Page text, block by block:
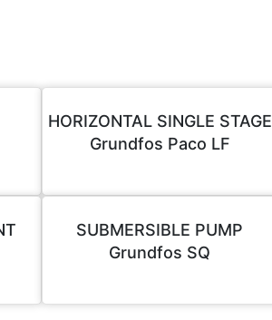
HORIZONTAL SINGLE STAGE
Grundfos Paco LF
SUBMERSIBLE PUMP
Grundfos SQ